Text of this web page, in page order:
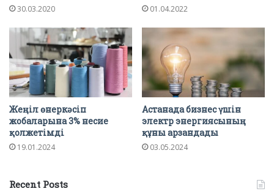
30.03.2020 01.04.2022
Жеңіл өнеркәсіп
жобаларына 3% несие
қолжетімді
19.01.2024
Астанада бизнес үшін
электр энергиясының
құны арзандады
03.05.2024
Recent Posts